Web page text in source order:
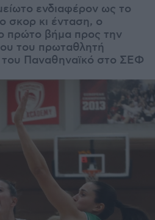
ενδιαφέρον ως το
σκορ κι ένταση, ο
πρώτο βήμα προς την
του πρωταθλητή
του Παναθηναϊκό στο ΣΕΦ